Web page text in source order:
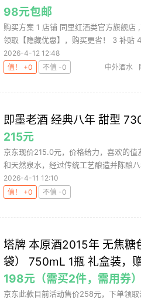
98元包邮
购买方案 1 店铺 同里红酒类官方旗舰
领取【隐藏优惠】，购买更省！ 3 补贴
2026-4-12 12:48
值！ +0
不值 -0 中外酒水
即墨老酒 经典八年 甜型
215元
京东现价215.0元，价格给力，喜欢的
和天然泉水，经过传统工艺酿造并陈酿
2026-4-11 12:10
值！ +0
不值 -0
塔牌 本原酒2015年 无焦糖
袋） 750mL 1瓶 礼盒装，
198元（需买2件，需用券
京东此款目前活动售价258元，下单领